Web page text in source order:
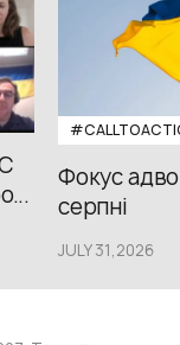
Фокус
серпні
JULY 31,2026